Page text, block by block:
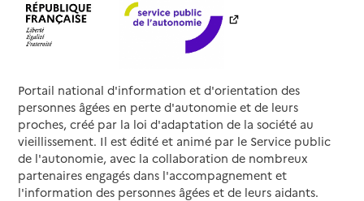
Portail national d'information et d'orientation des
personnes âgées en perte d'autonomie et de leurs
proches, créé par la loi d'adaptation de la société au
vieillissement. Il est édité et animé par le Service public
de l'autonomie, avec la collaboration de nombreux
partenaires engagés dans l'accompagnement et
l'information des personnes âgées et de leurs aidants.